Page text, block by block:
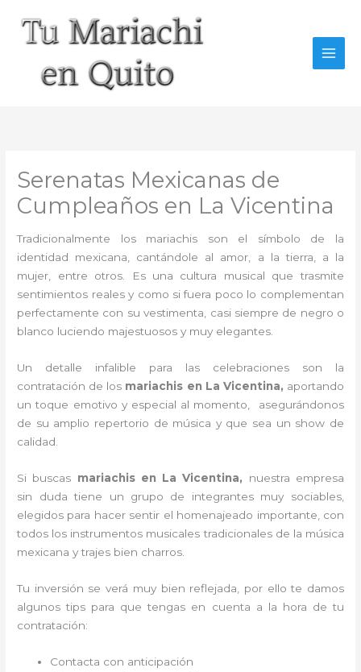
contenido
Serenatas Mexicanas de
Cumpleaños en La Vicentina
Tradicionalmente los mariachis son el símbolo de la
identidad mexicana, cantándole al amor, a la tierra, a la
mujer, entre otros. Es una cultura musical que trasmite
sentimientos reales y como si fuera poco lo complementan
perfectamente con su vestimenta, casi siempre de negro o
blanco luciendo majestuosos y muy elegantes.
Un detalle infalible para las celebraciones son la
contratación de los mariachis en La Vicentina, aportando
un toque emotivo y especial al momento, asegurándonos
de su amplio repertorio de música y que sea un show de
calidad.
Si buscas mariachis en La Vicentina, nuestra empresa
sin duda tiene un grupo de integrantes muy sociables,
elegidos para hacer sentir el homenajeado importante, con
todos los instrumentos musicales tradicionales de la música
mexicana y trajes bien charros.
Tu inversión se verá muy bien reflejada, por ello te damos
algunos tips para que tengas en cuenta a la hora de tu
contratación:
Contacta con anticipación